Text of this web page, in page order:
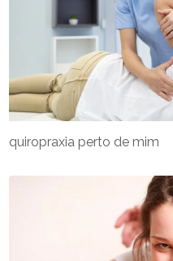
quiropraxia perto de mim